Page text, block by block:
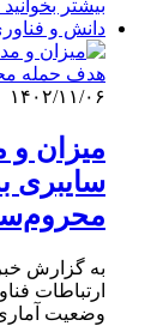
بیشتر بخوانید
دانش و
۱۴۰۲/۱۱/۰۶
میزان و
سایبری
به گزارش
ارتباطات
وضعیت